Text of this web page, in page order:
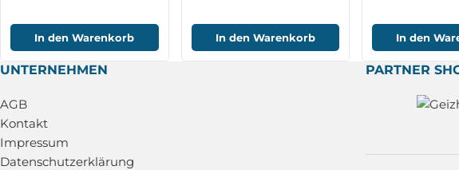
In den Warenkorb In den Warenkorb In den
UNTERNEHMEN
AGB
Kontakt
Impressum
Datenschutzerklärung
PARTNER